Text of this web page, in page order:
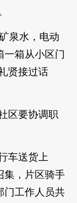
泉水，电动
一箱从小区门
贤接过话
区要协调职
车送货上
集，片区骑手
门工作人员共